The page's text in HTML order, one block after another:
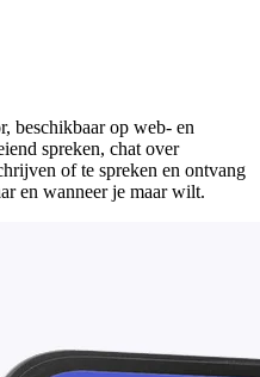
beschikbaar op web- en
spreken, chat over
of te spreken en ontvang
en wanneer je maar wilt.